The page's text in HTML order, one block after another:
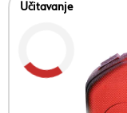
Učitavanje